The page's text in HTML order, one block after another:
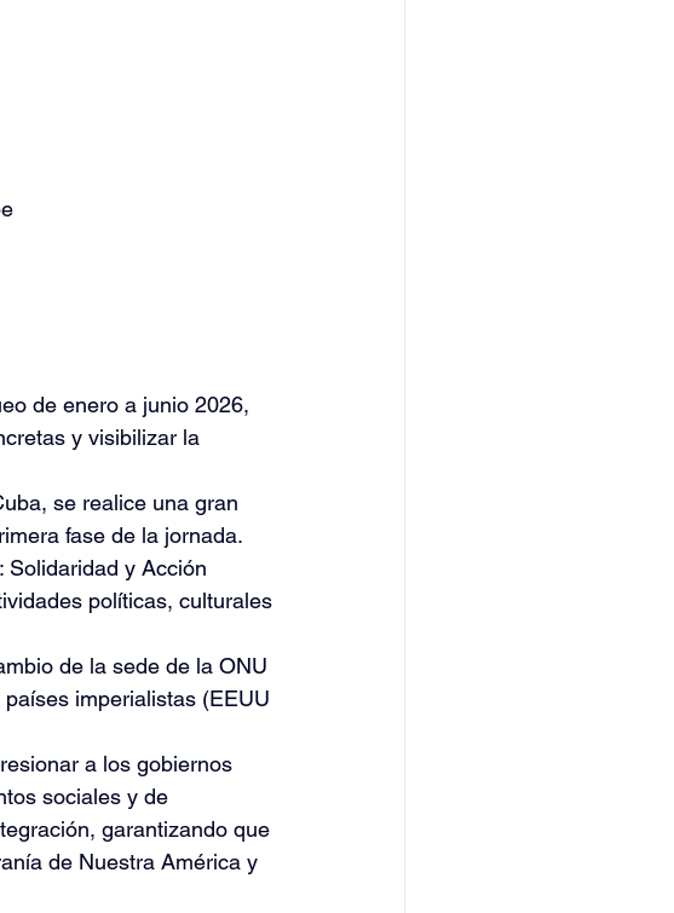
de enero a junio 2026,
y visibilizar la
se realice una gran
fase de la jornada.
Solidaridad y Acción
políticas, culturales
de la sede de la ONU
imperialistas (EEUU
a los gobiernos
sociales y de
garantizando que
de Nuestra América y